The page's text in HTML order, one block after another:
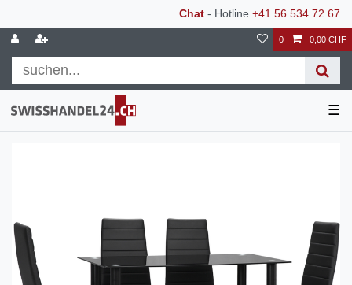
Chat - Hotline +41 56 534 72 67
0 0,00 CHF
☰